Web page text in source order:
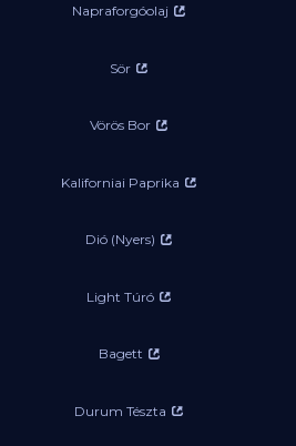
Napraforgóolaj
Sör
Vörös Bor
Kaliforniai Paprika
Dió (Nyers)
Light Túró
Bagett
Durum Tészta